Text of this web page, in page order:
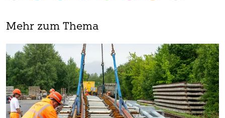
Mehr zum Thema